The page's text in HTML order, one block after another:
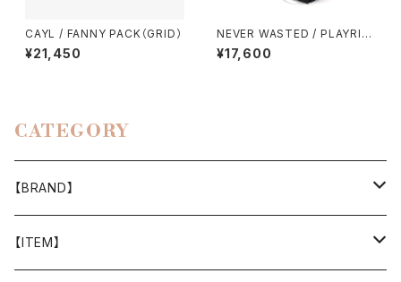
CAYL / FANNY PACK（GRID）
¥21,450
NEVER WASTED / PLAYRIP
（MA-1）
¥17,600
CATEGORY
【BRAND】
山と道
【ITEM】